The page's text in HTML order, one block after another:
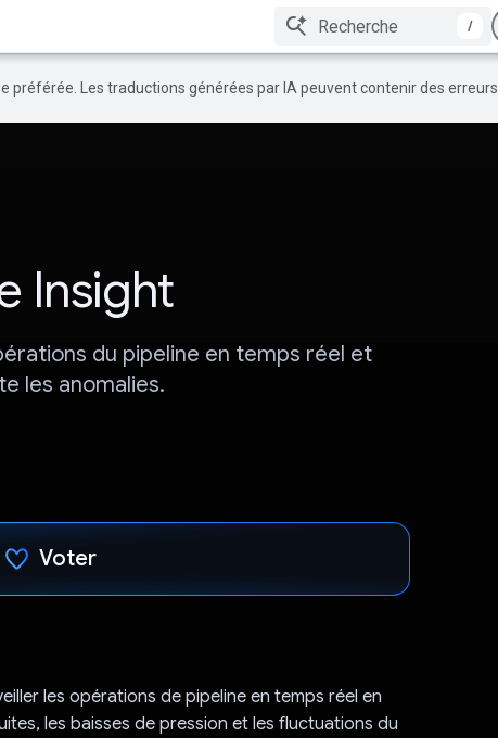
/
Les traductions générées par IA peuvent contenir des erreurs.
Insight
du pipeline en temps réel et
les anomalies.
Voter
les opérations de pipeline en temps réel en
les baisses de pression et les fluctuations du